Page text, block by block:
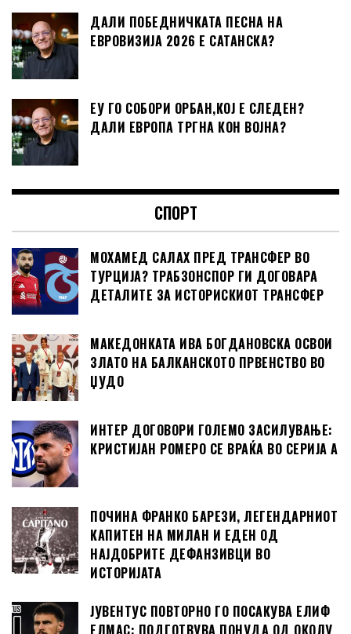
ДАЛИ ПОБЕДНИЧКАТА ПЕСНА НА
ЕВРОВИЗИЈА 2026 Е САТАНСКА?
ЕУ ГО СОБОРИ ОРБАН,КОЈ Е СЛЕДЕН?
ДАЛИ ЕВРОПА ТРГНА КОН ВОЈНА?
СПОРТ
МОХАМЕД САЛАХ ПРЕД ТРАНСФЕР ВО
ТУРЦИЈА? ТРАБЗОНСПОР ГИ ДОГОВАРА
ДЕТАЛИТЕ ЗА ИСТОРИСКИОТ ТРАНСФЕР
МАКЕДОНКАТА ИВА БОГДАНОВСКА ОСВОИ
ЗЛАТО НА БАЛКАНСКОТО ПРВЕНСТВО ВО
ЏУДО
ИНТЕР ДОГОВОРИ ГОЛЕМО ЗАСИЛУВАЊЕ:
КРИСТИЈАН РОМЕРО СЕ ВРАЌА ВО СЕРИЈА А
ПОЧИНА ФРАНКО БАРЕЗИ, ЛЕГЕНДАРНИОТ
КАПИТЕН НА МИЛАН И ЕДЕН ОД
НАЈДОБРИТЕ ДЕФАНЗИВЦИ ВО
ИСТОРИЈАТА
ЈУВЕНТУС ПОВТОРНО ГО ПОСАКУВА ЕЛИФ
ЕЛМАС: ПОДГОТВУВА ПОНУДА ОД ОКОЛУ